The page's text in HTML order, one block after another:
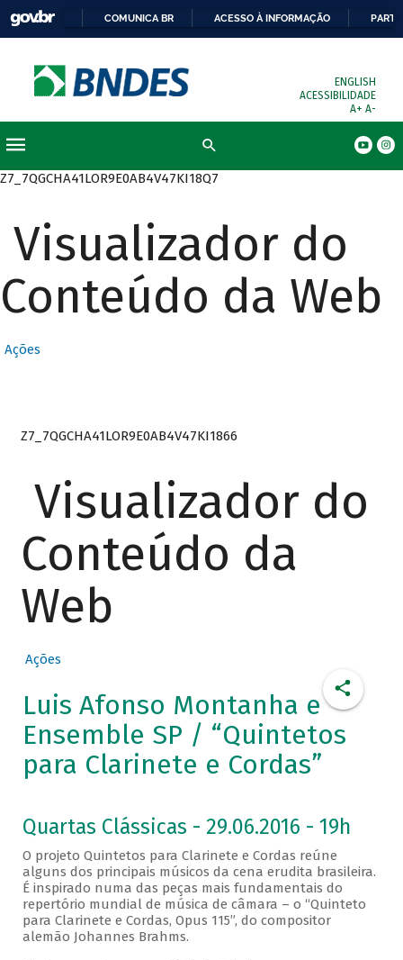
COMUNICA BR ACESSO À INFORMAÇÃO
ENGLISH
ACESSIBILIDADE
A+ A-
Z7_7QGCHA41LOR9E0AB4V47KI18Q7
Visualizador do
Conteúdo da Web
Ações
Z7_7QGCHA41LOR9E0AB4V47KI1866
Visualizador do
Conteúdo da
Web
Ações
Luis Afonso Montanha e
Ensemble SP / “Quintetos
para Clarinete e Cordas”
Quartas Clássicas - 29.06.2016 - 19h
O projeto Quintetos para Clarinete e Cordas reúne
alguns dos principais músicos da cena erudita brasileira.
É inspirado numa das peças mais fundamentais do
repertório mundial de música de câmara – o “Quinteto
para Clarinete e Cordas, Opus 115”, do compositor
alemão Johannes Brahms.